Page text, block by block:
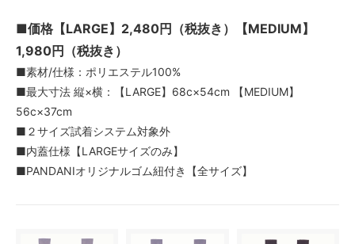
■価格【LARGE】2,480円（税抜き）【MEDIUM】
1,980円（税抜き）
■素材/仕様：ポリエステル100%
■最大寸法 縦×横：【LARGE】68c×54cm 【MEDIUM】
56c×37cm
■２サイズ試着システム対象外
■内蓋仕様【LARGEサイズのみ】
■PANDANIオリジナルゴム紐付き【全サイズ】